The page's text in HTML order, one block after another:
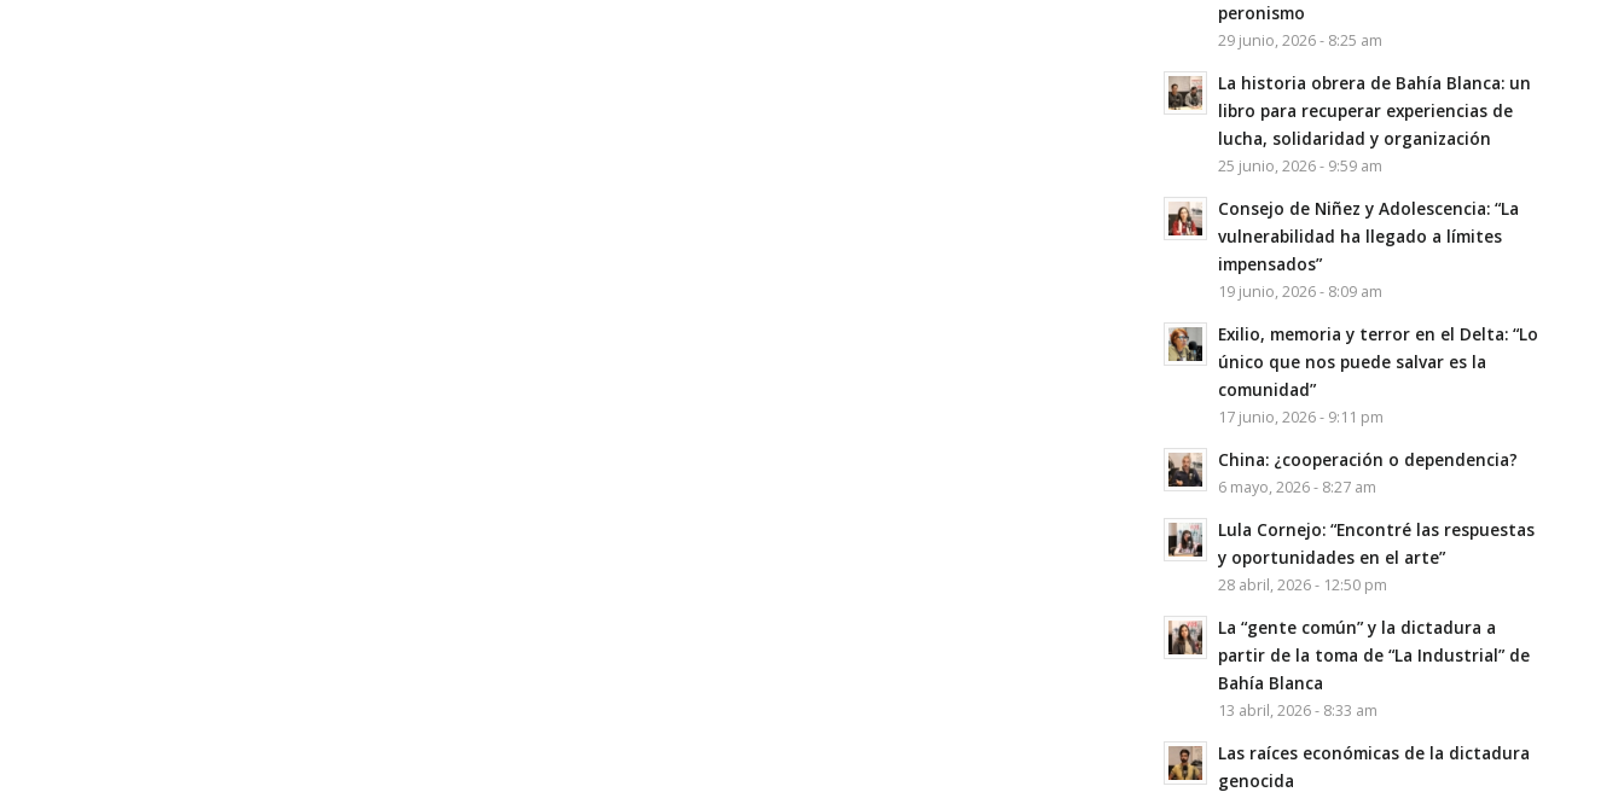
peronismo
29 junio, 2026 - 8:25 am
La historia obrera de Bahía Blanca: un
libro para recuperar experiencias de
lucha, solidaridad y organización
25 junio, 2026 - 9:59 am
Consejo de Niñez y Adolescencia: “La
vulnerabilidad ha llegado a límites
impensados”
19 junio, 2026 - 8:09 am
Exilio, memoria y terror en el Delta: “Lo
único que nos puede salvar es la
comunidad”
17 junio, 2026 - 9:11 pm
China: ¿cooperación o dependencia?
6 mayo, 2026 - 8:27 am
Lula Cornejo: “Encontré las respuestas
y oportunidades en el arte”
28 abril, 2026 - 12:50 pm
La “gente común” y la dictadura a
partir de la toma de “La Industrial” de
Bahía Blanca
13 abril, 2026 - 8:33 am
Las raíces económicas de la dictadura
genocida